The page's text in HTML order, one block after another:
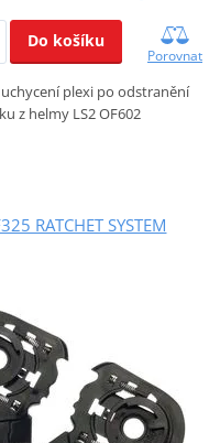
Do košíku
Porovnat
plexi po odstranění
z helmy LS2 OF602
RATCHET SYSTEM